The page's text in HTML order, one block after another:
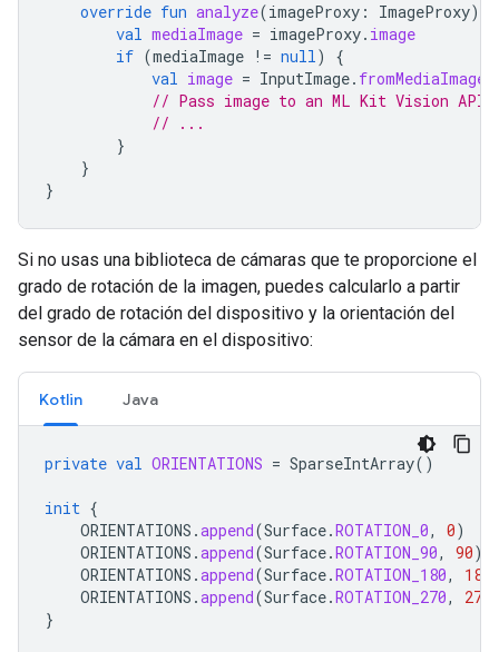
override fun analyze(imageProxy : ImageProxy)
val mediaImage = imageProxy. image
if (mediaImage != null)
{
val image = InputImage. fromMediaImage
// Pass image to an ML Kit Vision API
// ...
}
}
}
Si no usas una biblioteca de cámaras que te proporcione el
grado de rotación de la imagen, puedes calcularlo a partir
del grado de rotación del dispositivo y la orientación del
sensor de la cámara en el dispositivo:
Kotlin Java
private val ORIENTATIONS = SparseIntArray()
init {
ORIENTATIONS .append(Surface.ROTATION_0, 0)
ORIENTATIONS .append(Surface.ROTATION_90, 90)
ORIENTATIONS .append(Surface.ROTATION_180, 180
ORIENTATIONS .append(Surface.ROTATION_270, 270
}